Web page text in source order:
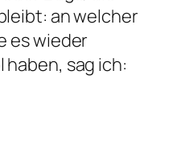
an welcher
es wieder
haben, sag ich: